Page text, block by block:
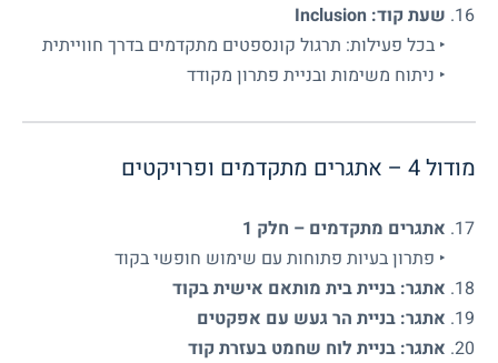
שעת קוד: Inclusion
‣ בכל פעילות: תרגול קונספטים מתקדמים בדרך חווייתית
‣ ניתוח משימות ובניית פתרון מקודד
מודול 4 – אתגרים מתקדמים ופרויקטים
אתגרים מתקדמים – חלק 1
‣ פתרון בעיות פתוחות עם שימוש חופשי בקוד
אתגר: בניית בית מותאם אישית בקוד
אתגר: בניית הר געש עם אפקטים
אתגר: בניית לוח שחמט בעזרת קוד